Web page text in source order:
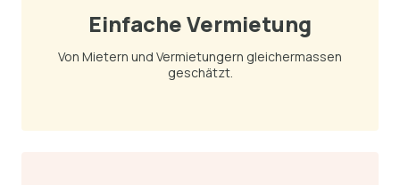
Einfache Vermietung
Von Mietern und Vermietungern gleichermassen
geschätzt.